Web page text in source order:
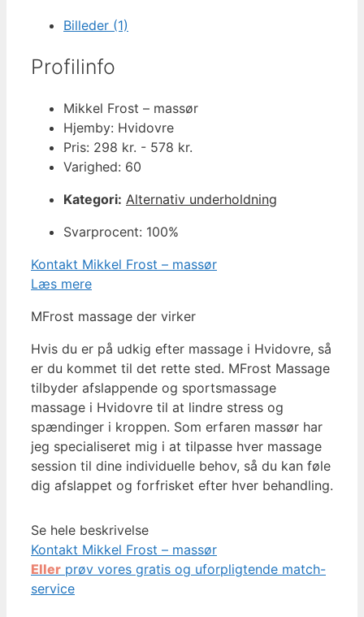
Billeder (1)
Profilinfo
Mikkel Frost – massør
Hjemby: Hvidovre
Pris: 298 kr. - 578 kr.
Varighed: 60
Kategori: Alternativ underholdning
Svarprocent: 100%
Kontakt Mikkel Frost – massør
Læs mere
MFrost massage der virker
Hvis du er på udkig efter massage i Hvidovre, så
er du kommet til det rette sted. MFrost Massage
tilbyder afslappende og sportsmassage
massage i Hvidovre til at lindre stress og
spændinger i kroppen. Som erfaren massør har
jeg specialiseret mig i at tilpasse hver massage
session til dine individuelle behov, så du kan føle
dig afslappet og forfrisket efter hver behandling.
Se hele beskrivelse
Kontakt Mikkel Frost – massør
Eller prøv vores gratis og uforpligtende match-
service